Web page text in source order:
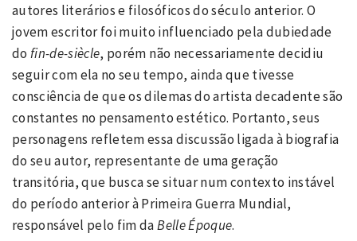
autores literários e filosóficos do século anterior. O
jovem escritor foi muito influenciado pela dubiedade
dofin-de-siècle, porém não necessariamente decidiu
seguir com ela no seu tempo, ainda que tivesse
consciência de que os dilemas do artista decadente são
constantes no pensamento estético. Portanto, seus
personagens refletem essa discussão ligada à biografia
do seu autor, representante de uma geração
transitória, que busca se situar num contexto instável
do período anterior à Primeira Guerra Mundial,
responsável pelo fim daBelle Époque.